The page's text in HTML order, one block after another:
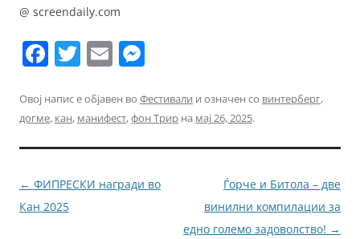
@ screendaily.com
F
c
e
b
o
o
T
itt
er
E
ai
l
ss
e
n
g
Овој напис е објавен во Фестивали и означен со винтерберг,
догме, кан, манифест,фон Трир на мај 26, 2025.
Навигација
за
← ФИПРЕСКИ награди во
Кан 2025
Ѓорче и Битола – две
винилни компилации за
едно големо задоволство! →